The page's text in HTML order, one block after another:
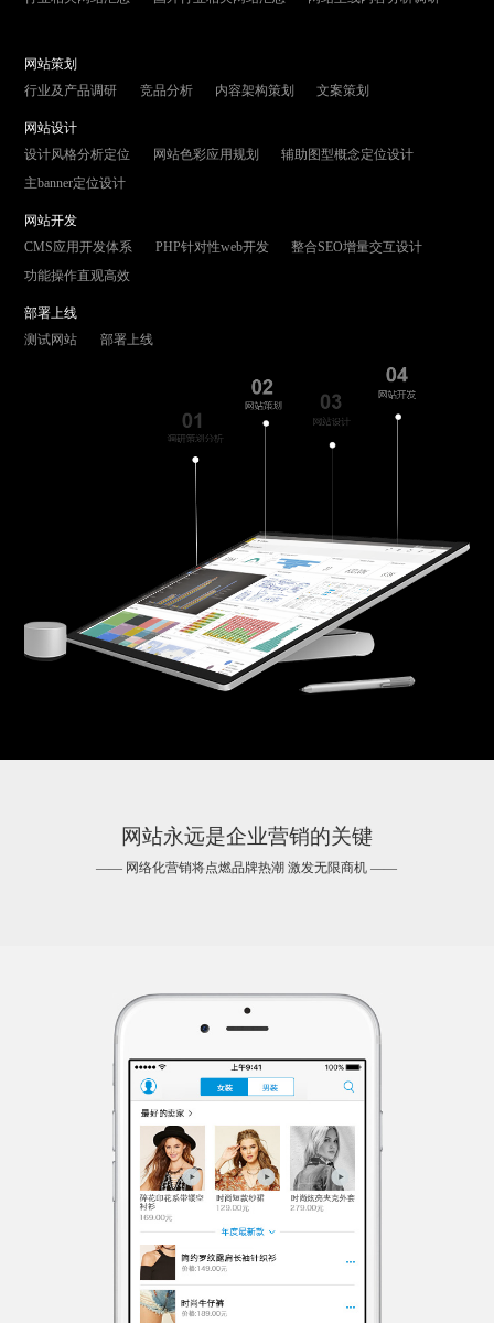
网站策划
行业及产品调研
竞品分析 内容架构策划 文案策划
网站设计
设计风格分析定位
网站色彩应用规划
辅助图型概念定位设计
主banner定位设计
网站开发
CMS应用开发体系
PHP针对性web开发
整合SEO增量交互设计
功能操作直观高效
部署上线
测试网站
部署上线
网站永远是企业营销的关键
—— 网络化营销将点燃品牌热潮 激发无限商机 ——